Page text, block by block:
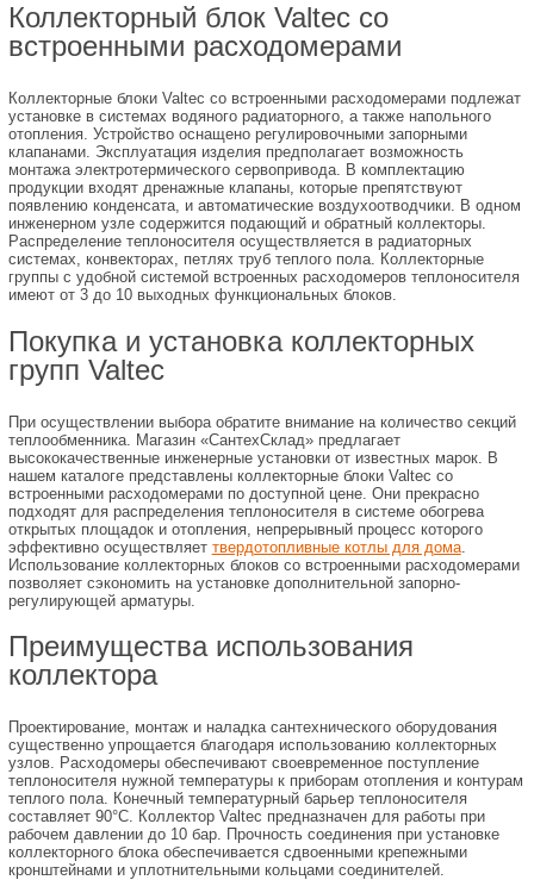
Коллекторный блок Valtec со
встроенными расходомерами
Коллекторные блоки Valtec со встроенными расходомерами подлежат
установке в системах водяного радиаторного, а также напольного
отопления. Устройство оснащено регулировочными запорными
клапанами. Эксплуатация изделия предполагает возможность
монтажа электротермического сервопривода. В комплектацию
продукции входят дренажные клапаны, которые препятствуют
появлению конденсата, и автоматические воздухоотводчики. В одном
инженерном узле содержится подающий и обратный коллекторы.
Распределение теплоносителя осуществляется в радиаторных
системах, конвекторах, петлях труб теплого пола. Коллекторные
группы с удобной системой встроенных расходомеров теплоносителя
имеют от 3 до 10 выходных функциональных блоков.
Покупка и установка коллекторных
групп Valtec
При осуществлении выбора обратите внимание на количество секций
теплообменника. Магазин «СантехСклад» предлагает
высококачественные инженерные установки от известных марок. В
нашем каталоге представлены коллекторные блоки Valtec со
встроенными расходомерами по доступной цене. Они прекрасно
подходят для распределения теплоносителя в системе обогрева
открытых площадок и отопления, непрерывный процесс которого
эффективно осуществляет твердотопливные котлы для дома.
Использование коллекторных блоков со встроенными расходомерами
позволяет сэкономить на установке дополнительной запорно-
регулирующей арматуры.
Преимущества использования
коллектора
Проектирование, монтаж и наладка сантехнического оборудования
существенно упрощается благодаря использованию коллекторных
узлов. Расходомеры обеспечивают своевременное поступление
теплоносителя нужной температуры к приборам отопления и контурам
теплого пола. Конечный температурный барьер теплоносителя
составляет 90°С. Коллектор Valtec предназначен для работы при
рабочем давлении до 10 бар. Прочность соединения при установке
коллекторного блока обеспечивается сдвоенными крепежными
кронштейнами и уплотнительными кольцами соединителей.